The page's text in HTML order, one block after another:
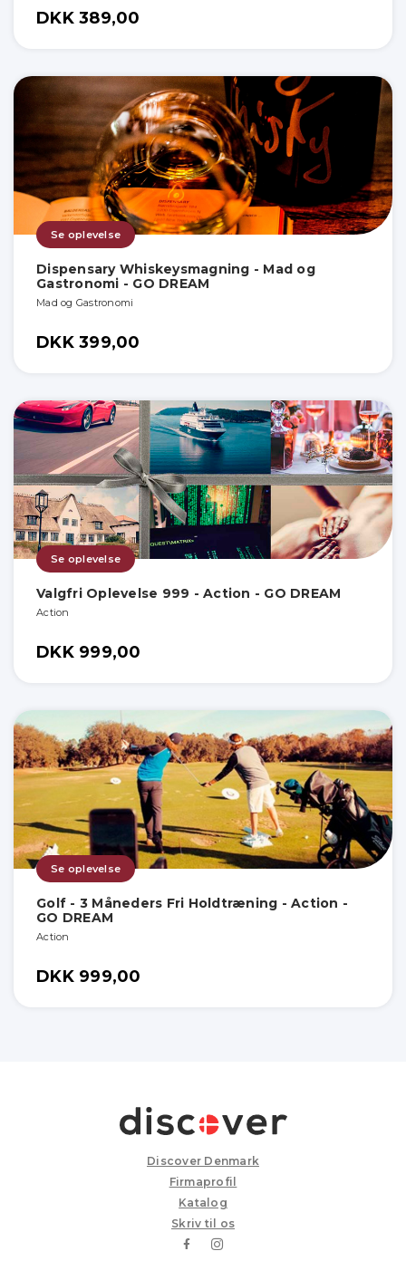
DKK 389,00
Se oplevelse
Dispensary Whiskeysmagning - Mad og
Gastronomi - GO DREAM
Mad og Gastronomi
DKK 399,00
Se oplevelse
Valgfri Oplevelse 999 - Action - GO DREAM
Action
DKK 999,00
Se oplevelse
Golf - 3 Måneders Fri Holdtræning - Action -
GO DREAM
Action
DKK 999,00
Discover Denmark
Firmaprofil
Katalog
Skriv til os